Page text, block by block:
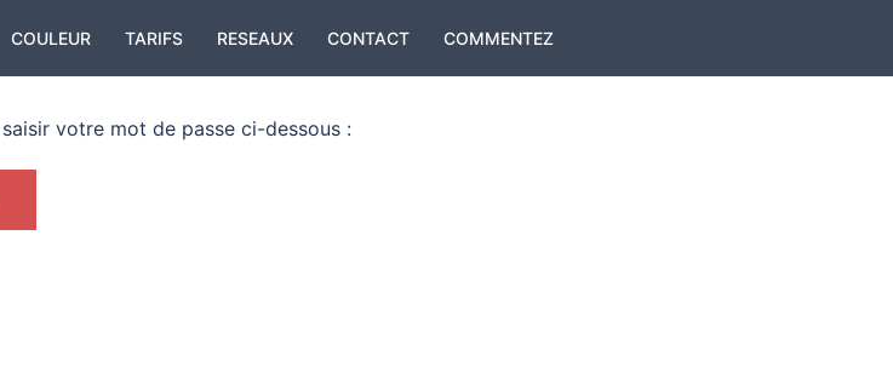
COULEUR TARIFS RESEAUX CONTACT COMMENTEZ
votre mot de passe ci-dessous :